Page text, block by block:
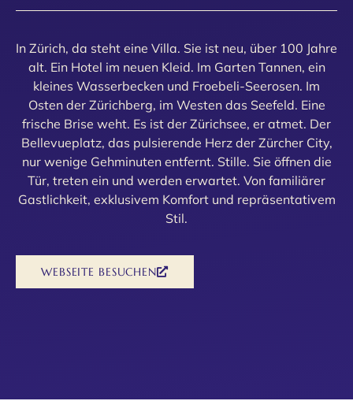
In Zürich, da steht eine Villa. Sie ist neu, über 100 Jahre
alt. Ein Hotel im neuen Kleid. Im Garten Tannen, ein
kleines Wasserbecken und Froebeli-Seerosen. Im
Osten der Zürichberg, im Westen das Seefeld. Eine
frische Brise weht. Es ist der Zürichsee, er atmet. Der
Bellevueplatz, das pulsierende Herz der Zürcher City,
nur wenige Gehminuten entfernt. Stille. Sie öffnen die
Tür, treten ein und werden erwartet. Von familiärer
Gastlichkeit, exklusivem Komfort und repräsentativem
Stil.
WEBSEITE BESUCHEN